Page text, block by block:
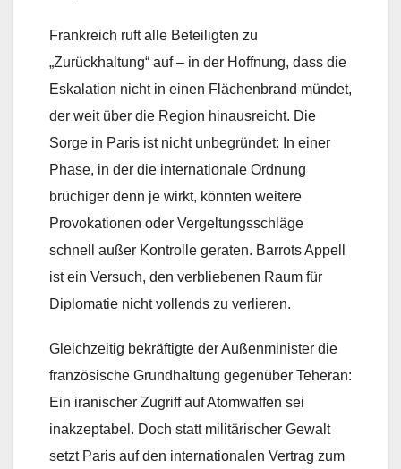
Frankreich ruft alle Beteiligten zu
„Zurückhaltung“ auf – in der Hoffnung, dass die
Eskalation nicht in einen Flächenbrand mündet,
der weit über die Region hinausreicht. Die
Sorge in Paris ist nicht unbegründet: In einer
Phase, in der die internationale Ordnung
brüchiger denn je wirkt, könnten weitere
Provokationen oder Vergeltungsschläge
schnell außer Kontrolle geraten. Barrots Appell
ist ein Versuch, den verbliebenen Raum für
Diplomatie nicht vollends zu verlieren.
Gleichzeitig bekräftigte der Außenminister die
französische Grundhaltung gegenüber Teheran:
Ein iranischer Zugriff auf Atomwaffen sei
inakzeptabel. Doch statt militärischer Gewalt
setzt Paris auf den internationalen Vertrag zum